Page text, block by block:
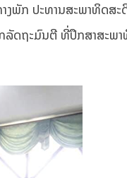
ງພັກ ປະທານສະພາທິດສ
ລັດຖະມົນຕີ ທີ່ປຶກສາສະ